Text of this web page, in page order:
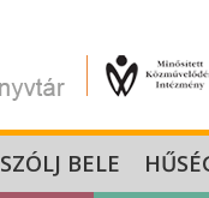
SZÓLJ BELE